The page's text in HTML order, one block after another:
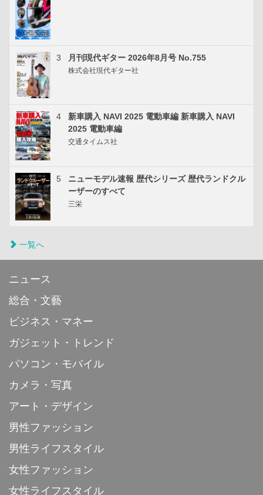
3 月刊現代ギター 2026年8月号 No.755
株式会社現代ギター社
4
新車購入 NAVI 2025 電動車編 新車購入 NAVI
2025 電動車編
交通タイムス社
5
ニューモデル速報 歴代シリーズ 歴代ランドクル
ーザーのすべて
三栄
一覧へ
ニュース
総合・文藝
ビジネス・マネー
ガジェット・トレンド
パソコン・モバイル
カメラ・写真
アート・デザイン
男性ファッション
男性ライフスタイル
女性ファッション
女性ライフスタイル